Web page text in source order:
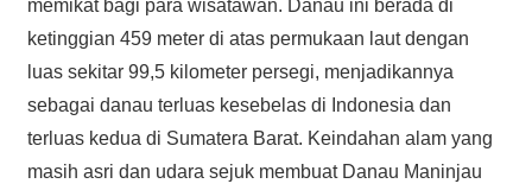
memikat bagi para wisatawan. Danau ini berada di
ketinggian 459 meter di atas permukaan laut dengan
luas sekitar 99,5 kilometer persegi, menjadikannya
sebagai danau terluas kesebelas di Indonesia dan
terluas kedua di Sumatera Barat. Keindahan alam yang
masih asri dan udara sejuk membuat Danau Maninjau